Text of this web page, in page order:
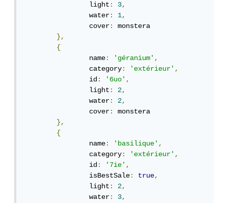
		light
: 3,
		water
: 1,
		cover
:
monstera
},
{
		name
: 'géranium',
		category
: 'extérieur',
		id
: '6uo',
		light
: 2,
		water
: 2,
		cover
:
monstera
},
{
		name
: 'basilique',
		category
: 'extérieur',
		id
: '7ie',
		isBestSale
: true,
		light
: 2,
		water
: 3,